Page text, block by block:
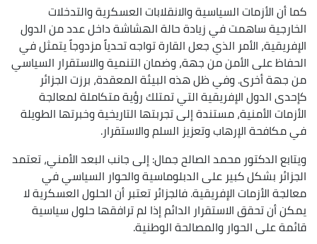
كما أن الأزمات السياسية والانقلابات العسكرية والتدخلات
الخارجية ساهمت في زيادة حالة الهشاشة داخل عدد من الدول
الإفريقية، الأمر الذي جعل القارة تواجه تحدياً مزدوجاً يتمثل في
الحفاظ على الأمن من جهة، وضمان التنمية والاستقرار السياسي
من جهة أخرى. وفي ظل هذه البيئة المعقدة، برزت الجزائر
كإحدى الدول الإفريقية التي تمتلك رؤية متكاملة لمعالجة
الأزمات الأمنية، مستندة إلى تجربتها التاريخية وخبرتها الطويلة
في مكافحة الإرهاب وتعزيز السلم والاستقرار.
ويتابع الدكتور محمد الصالح جمال: إلى جانب البعد الأمني، تعتمد
الجزائر بشكل كبير على الدبلوماسية والحوار السياسي في
معالجة الأزمات الإفريقية. فالجزائر تعتبر أن الحلول العسكرية لا
يمكن أن تحقق الاستقرار الدائم إذا لم ترافقها حلول سياسية
قائمة على الحوار والمصالحة الوطنية.